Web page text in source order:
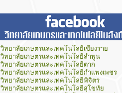
วิทยาลัยเกษตรและเทคโนโลยีเชียงราย
วิทยาลัยเกษตรและเทคโนโลยีลำพูน
วิทยาลัยเกษตรและเทคโนโลยีตาก
วิทยาลัยเกษตรและเทคโนโลยีกำแพงเพชร
วิทยาลัยเกษตรและเทคโนโลยีพิจิตร
วิทยาลัยเกษตรและเทคโนโลยีสุโขทัย